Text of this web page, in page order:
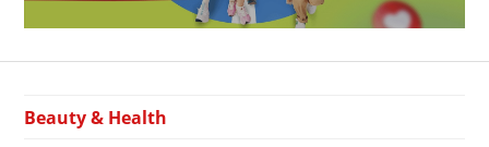
Beauty & Health